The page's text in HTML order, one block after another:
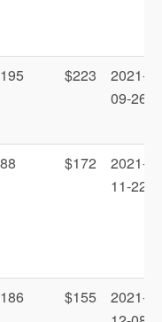
195 $223
2021-
09-26
88 $172
2021-
11-22
186 $155
2021-